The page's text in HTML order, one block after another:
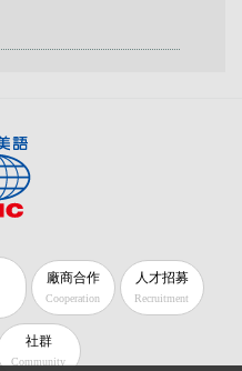
廠商合作
Cooperation
人才招募
Recruitment
社群
Community